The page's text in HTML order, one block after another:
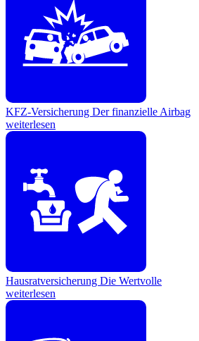
KFZ-Versicherung Der finanzielle Airbag
weiterlesen
Hausratversicherung Die Wertvolle
weiterlesen